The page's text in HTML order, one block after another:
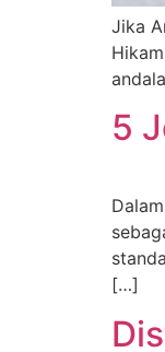
Jika
5
[…]